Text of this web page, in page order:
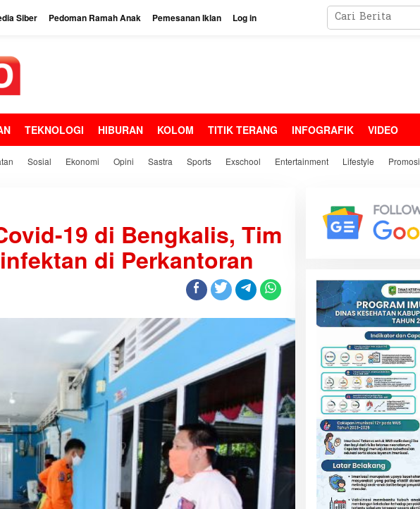
Siber Pedoman Ramah Anak Pemesanan Iklan Log in
TEKNOLOGI HIBURAN KOLOM TITIK TERANG INFOGRAFIK VIDEO
Sosial Ekonomi Opini Sastra Sports Exschool Entertainment Lifestyle Promosi
19 di Bengkalis, Tim
di Perkantoran